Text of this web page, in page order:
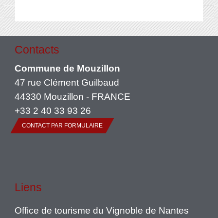
Contacts
Commune de Mouzillon
47 rue Clément Guilbaud
44330 Mouzillon - FRANCE
+33 2 40 33 93 26
CONTACT PAR FORMULAIRE
Liens
Office de tourisme du Vignoble de Nantes